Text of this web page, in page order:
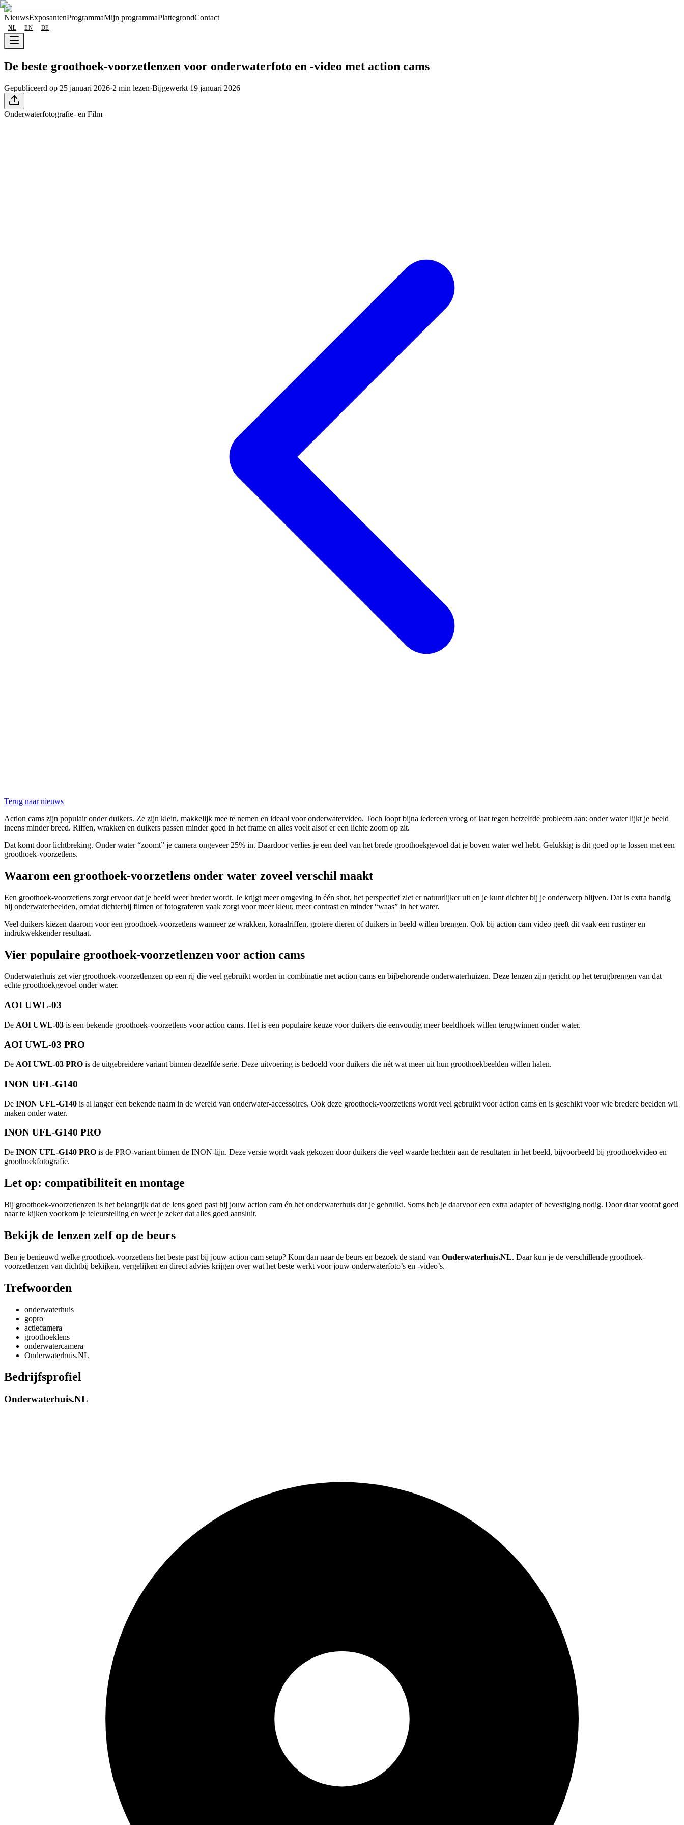
NieuwsExposantenProgrammaMijn programmaPlattegrondContact
NL EN DE
De beste groothoek-voorzetlenzen voor onderwaterfoto en -video met action cams
Gepubliceerd op 25 januari 2026·2 min lezen·Bijgewerkt 19 januari 2026
Onderwaterfotografie- en Film
Terug naar nieuws
Action cams zijn populair onder duikers. Ze zijn klein, makkelijk mee te nemen en ideaal voor onderwatervideo. Toch loopt bijna iedereen vroeg of laat tegen hetzelfde probleem aan: onder water lijkt je beeld
ineens minder breed. Riffen, wrakken en duikers passen minder goed in het frame en alles voelt alsof er een lichte zoom op zit.
Dat komt door lichtbreking. Onder water “zoomt” je camera ongeveer 25% in. Daardoor verlies je een deel van het brede groothoekgevoel dat je boven water wel hebt. Gelukkig is dit goed op te lossen met een
groothoek-voorzetlens.
Waarom een groothoek-voorzetlens onder water zoveel verschil maakt
Een groothoek-voorzetlens zorgt ervoor dat je beeld weer breder wordt. Je krijgt meer omgeving in één shot, het perspectief ziet er natuurlijker uit en je kunt dichter bij je onderwerp blijven. Dat is extra handig
bij onderwaterbeelden, omdat dichterbij filmen of fotograferen vaak zorgt voor meer kleur, meer contrast en minder “waas” in het water.
Veel duikers kiezen daarom voor een groothoek-voorzetlens wanneer ze wrakken, koraalriffen, grotere dieren of duikers in beeld willen brengen. Ook bij action cam video geeft dit vaak een rustiger en
indrukwekkender resultaat.
Vier populaire groothoek-voorzetlenzen voor action cams
Onderwaterhuis zet vier groothoek-voorzetlenzen op een rij die veel gebruikt worden in combinatie met action cams en bijbehorende onderwaterhuizen. Deze lenzen zijn gericht op het terugbrengen van dat
echte groothoekgevoel onder water.
AOI UWL-03
De AOI UWL-03 is een bekende groothoek-voorzetlens voor action cams. Het is een populaire keuze voor duikers die eenvoudig meer beeldhoek willen terugwinnen onder water.
AOI UWL-03 PRO
De AOI UWL-03 PRO is de uitgebreidere variant binnen dezelfde serie. Deze uitvoering is bedoeld voor duikers die nét wat meer uit hun groothoekbeelden willen halen.
INON UFL-G140
De INON UFL-G140 is al langer een bekende naam in de wereld van onderwater-accessoires. Ook deze groothoek-voorzetlens wordt veel gebruikt voor action cams en is geschikt voor wie bredere beelden wil
maken onder water.
INON UFL-G140 PRO
De INON UFL-G140 PRO is de PRO-variant binnen de INON-lijn. Deze versie wordt vaak gekozen door duikers die veel waarde hechten aan de resultaten in het beeld, bijvoorbeeld bij groothoekvideo en
groothoekfotografie.
Let op: compatibiliteit en montage
Bij groothoek-voorzetlenzen is het belangrijk dat de lens goed past bij jouw action cam én het onderwaterhuis dat je gebruikt. Soms heb je daarvoor een extra adapter of bevestiging nodig. Door daar vooraf goed
naar te kijken voorkom je teleurstelling en weet je zeker dat alles goed aansluit.
Bekijk de lenzen zelf op de beurs
Ben je benieuwd welke groothoek-voorzetlens het beste past bij jouw action cam setup? Kom dan naar de beurs en bezoek de stand van Onderwaterhuis.NL. Daar kun je de verschillende groothoek-
voorzetlenzen van dichtbij bekijken, vergelijken en direct advies krijgen over wat het beste werkt voor jouw onderwaterfoto’s en -video’s.
Trefwoorden
onderwaterhuis
gopro
actiecamera
groothoeklens
onderwatercamera
Onderwaterhuis.NL
Bedrijfsprofiel
Onderwaterhuis.NL